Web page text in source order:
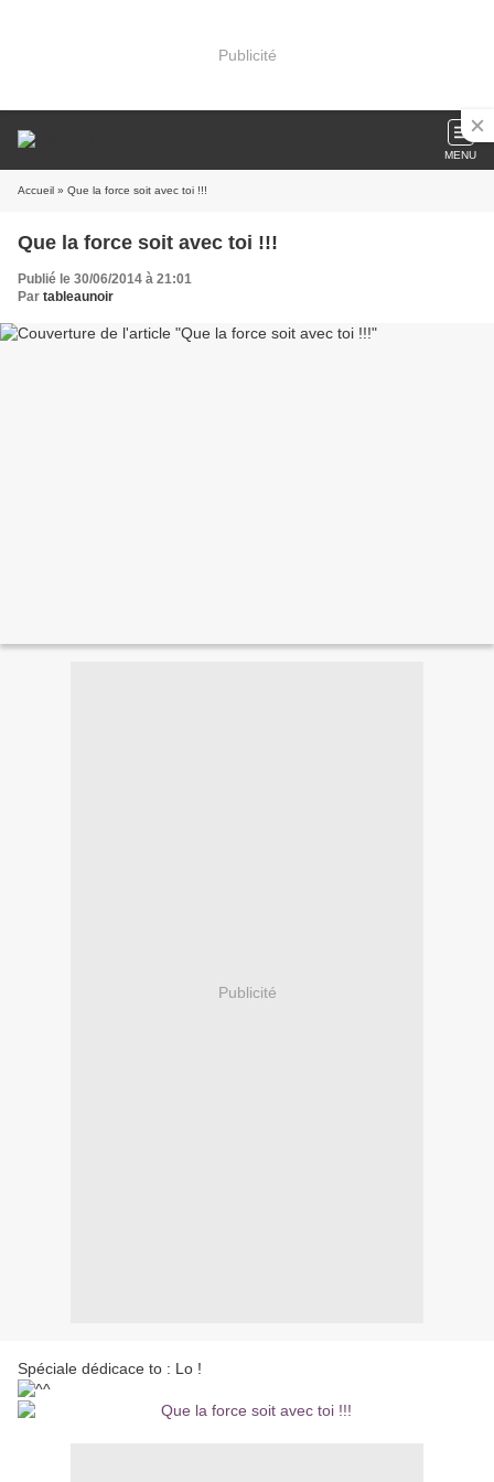
Publicité
MENU
Accueil » Que la force soit avec toi !!!
Que la force soit avec toi !!!
Publié le 30/06/2014 à 21:01
Par tableaunoir
Publicité
Spéciale dédicace to : Lo !